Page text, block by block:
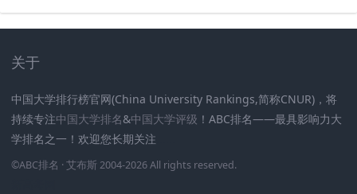
关于
中国大学排行榜官网(China University Rankings,简称CNUR)，将
持续专注中国大学排名&中国大学评级 ！ABC排名——最具影响力大
学排名之一！欢迎您长期关注
©ABC排名 · 艾布斯 2004-2026 All rights reserved.